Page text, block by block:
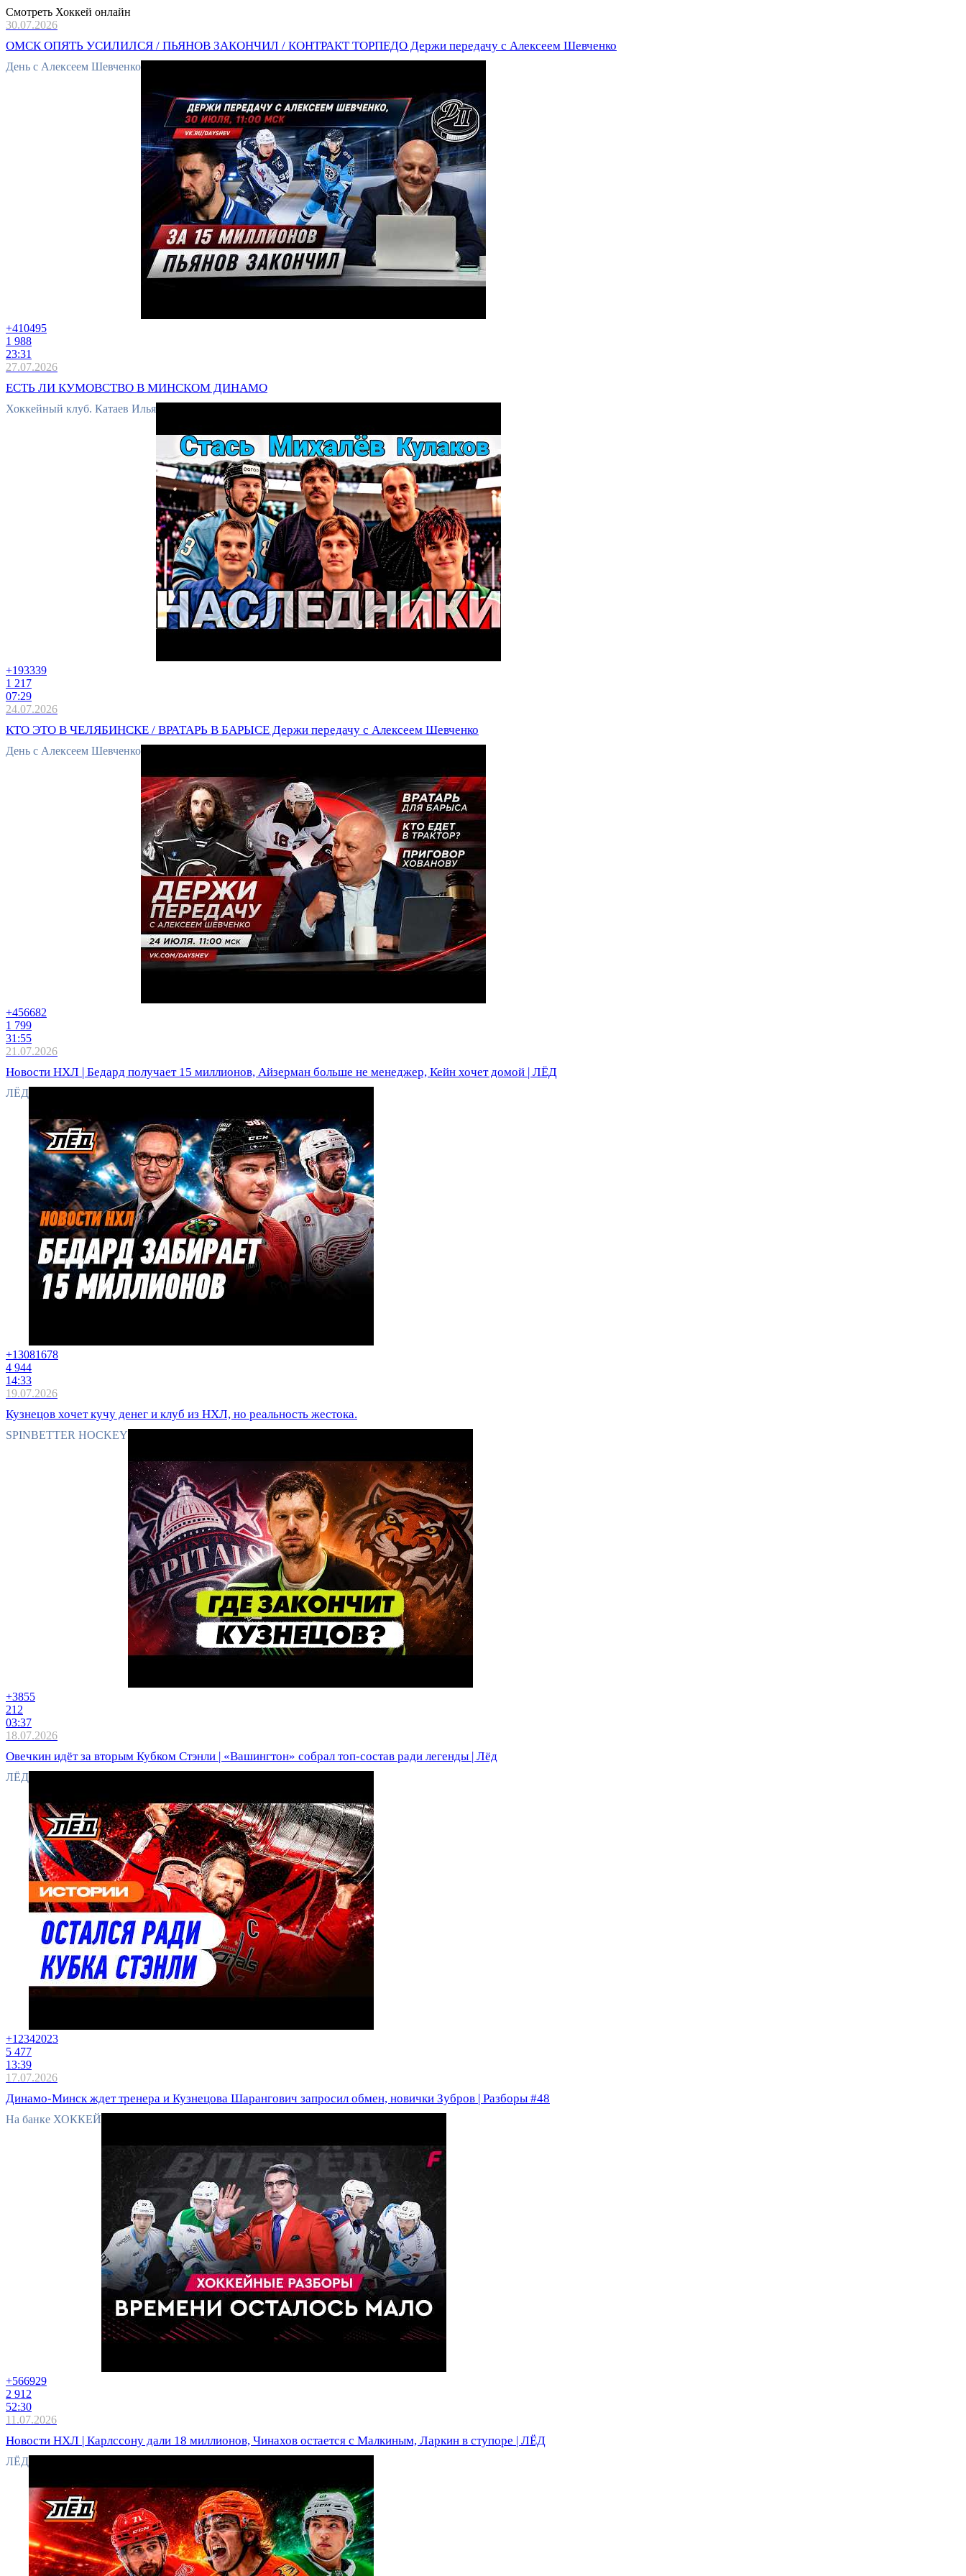
Смотреть Хоккей онлайн
30.07.2026
ОМСК ОПЯТЬ УСИЛИЛСЯ / ПЬЯНОВ ЗАКОНЧИЛ / КОНТРАКТ ТОРПЕДО Держи передачу с Алексеем Шевченко
День с Алексеем Шевченко
+410495
1 988
23:31
27.07.2026
ЕСТЬ ЛИ КУМОВСТВО В МИНСКОМ ДИНАМО
Хоккейный клуб. Катаев Илья
+193339
1 217
07:29
24.07.2026
КТО ЭТО В ЧЕЛЯБИНСКЕ / ВРАТАРЬ В БАРЫСЕ Держи передачу с Алексеем Шевченко
День с Алексеем Шевченко
+456682
1 799
31:55
21.07.2026
Новости НХЛ | Бедард получает 15 миллионов, Айзерман больше не менеджер, Кейн хочет домой | ЛЁД
ЛЁД
+13081678
4 944
14:33
19.07.2026
Кузнецов хочет кучу денег и клуб из НХЛ, но реальность жестока.
SPINBETTER HOCKEY
+3855
212
03:37
18.07.2026
Овечкин идёт за вторым Кубком Стэнли | «Вашингтон» собрал топ-состав ради легенды | Лёд
ЛЁД
+12342023
5 477
13:39
17.07.2026
Динамо-Минск ждет тренера и Кузнецова Шарангович запросил обмен, новички Зубров | Разборы #48
На банке ХОККЕЙ
+566929
2 912
52:30
11.07.2026
Новости НХЛ | Карлссону дали 18 миллионов, Чинахов остается с Малкиным, Ларкин в ступоре | ЛЁД
ЛЁД